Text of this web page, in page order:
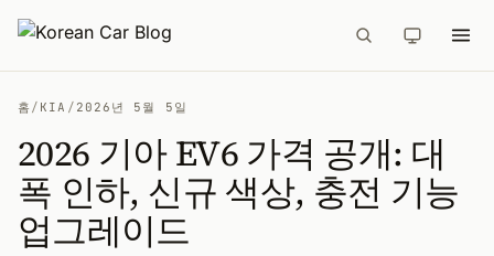
홈 / KIA / 2026년 5월 5일
2026 기아 EV6 가격 공개: 대
폭 인하, 신규 색상, 충전 기능
업그레이드